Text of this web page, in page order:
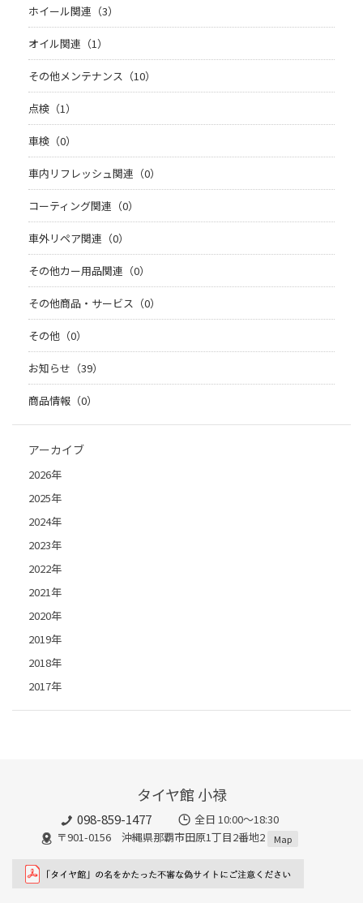
ホイール関連（3）
オイル関連（1）
その他メンテナンス（10）
点検（1）
車検（0）
車内リフレッシュ関連（0）
コーティング関連（0）
車外リペア関連（0）
その他カー用品関連（0）
その他商品・サービス（0）
その他（0）
お知らせ（39）
商品情報（0）
アーカイブ
2026年
2025年
2024年
2023年
2022年
2021年
2020年
2019年
2018年
2017年
タイヤ館 小禄
098-859-1477
全日 10:00～18:30
〒901-0156 沖縄県那覇市田原1丁目2番地2
Map